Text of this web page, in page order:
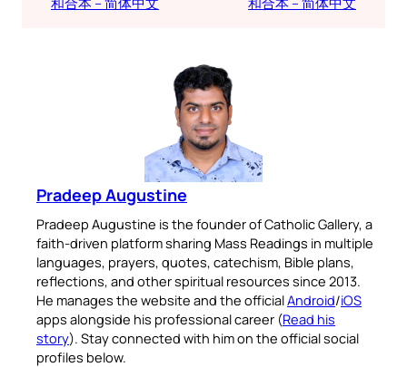
Pradeep Augustine
Pradeep Augustine is the founder of Catholic Gallery, a
faith-driven platform sharing Mass Readings in multiple
languages, prayers, quotes, catechism, Bible plans,
reflections, and other spiritual resources since 2013.
He manages the website and the officialAndroid/iOS
apps alongside his professional career (Read his
story). Stay connected with him on the official social
profiles below.